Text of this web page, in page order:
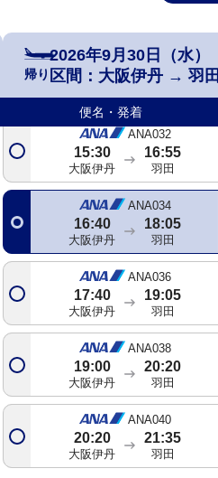
帰り
2026年9月30日（水）
区間： 大阪伊丹 → 羽田
便名・発着
ANA030
15:00
大阪伊丹
16:20
羽田
ANA032
15:30
大阪伊丹
16:55
羽田
ANA034
16:40
大阪伊丹
18:05
羽田
ANA036
17:40
大阪伊丹
19:05
羽田
ANA038
19:00
大阪伊丹
20:20
羽田
ANA040
20:20
大阪伊丹
21:35
羽田